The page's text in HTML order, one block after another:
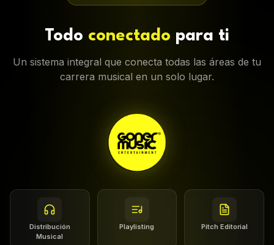
Todo conectado para ti
Un sistema integral que conecta todas las áreas de tu
carrera musical en un solo lugar.
Distribución
Musical
Playlisting Pitch Editorial